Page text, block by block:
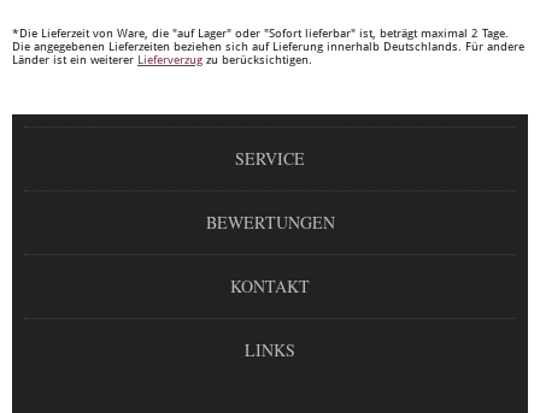
*Die Lieferzeit von Ware, die "auf Lager" oder "Sofort lieferbar" ist, beträgt maximal 2 Tage.
Die angegebenen Lieferzeiten beziehen sich auf Lieferung innerhalb Deutschlands. Für andere
Länder ist ein weiterer Lieferverzug zu berücksichtigen.
SERVICE
BEWERTUNGEN
KONTAKT
LINKS